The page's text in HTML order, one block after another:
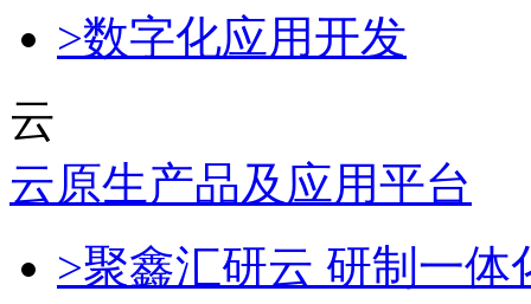
>数字化应用开发
云
云原生产品及应用平台
>聚鑫汇研云 研制一